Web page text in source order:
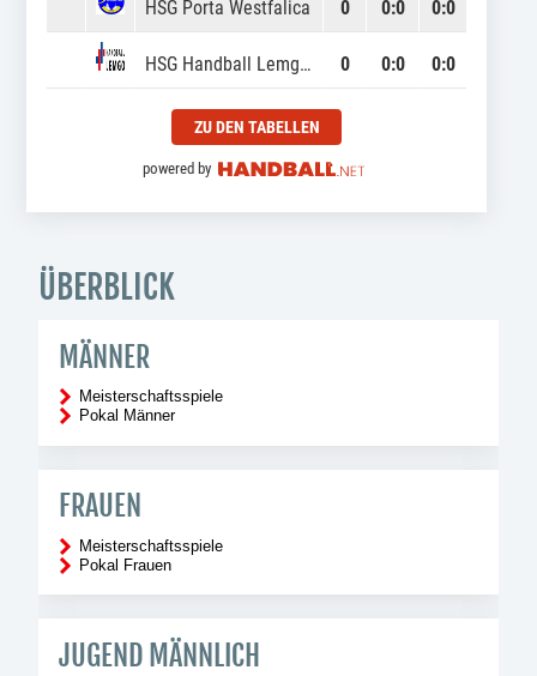
HSG Porta Westfalica 0 0:0 0:0
HSG Handball Lemgo 3 0 0:0 0:0
ZU DEN TABELLEN
powered by
ÜBERBLICK
MÄNNER
Meisterschaftsspiele
Pokal Männer
FRAUEN
Meisterschaftsspiele
Pokal Frauen
JUGEND MÄNNLICH